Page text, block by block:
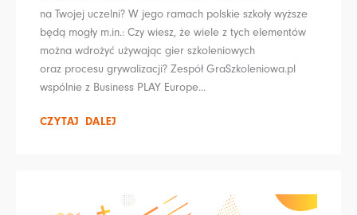
na Twojej uczelni? W jego ramach polskie szkoły wyższe
będą mogły m.in.: Czy wiesz, że wiele z tych elementów
można wdrożyć używając gier szkoleniowych
oraz procesu grywalizacji? Zespół GraSzkoleniowa.pl
wspólnie z Business PLAY Europe...
CZYTAJ DALEJ